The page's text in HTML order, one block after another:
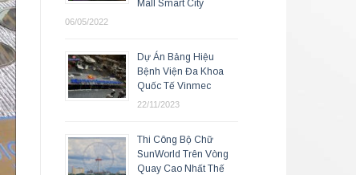
Mall Smart City
06/05/2022
Dự Án Bảng Hiệu
Bệnh Viện Đa Khoa
Quốc Tế Vinmec
22/11/2023
Thi Công Bộ Chữ
SunWorld Trên Vòng
Quay Cao Nhất Thế